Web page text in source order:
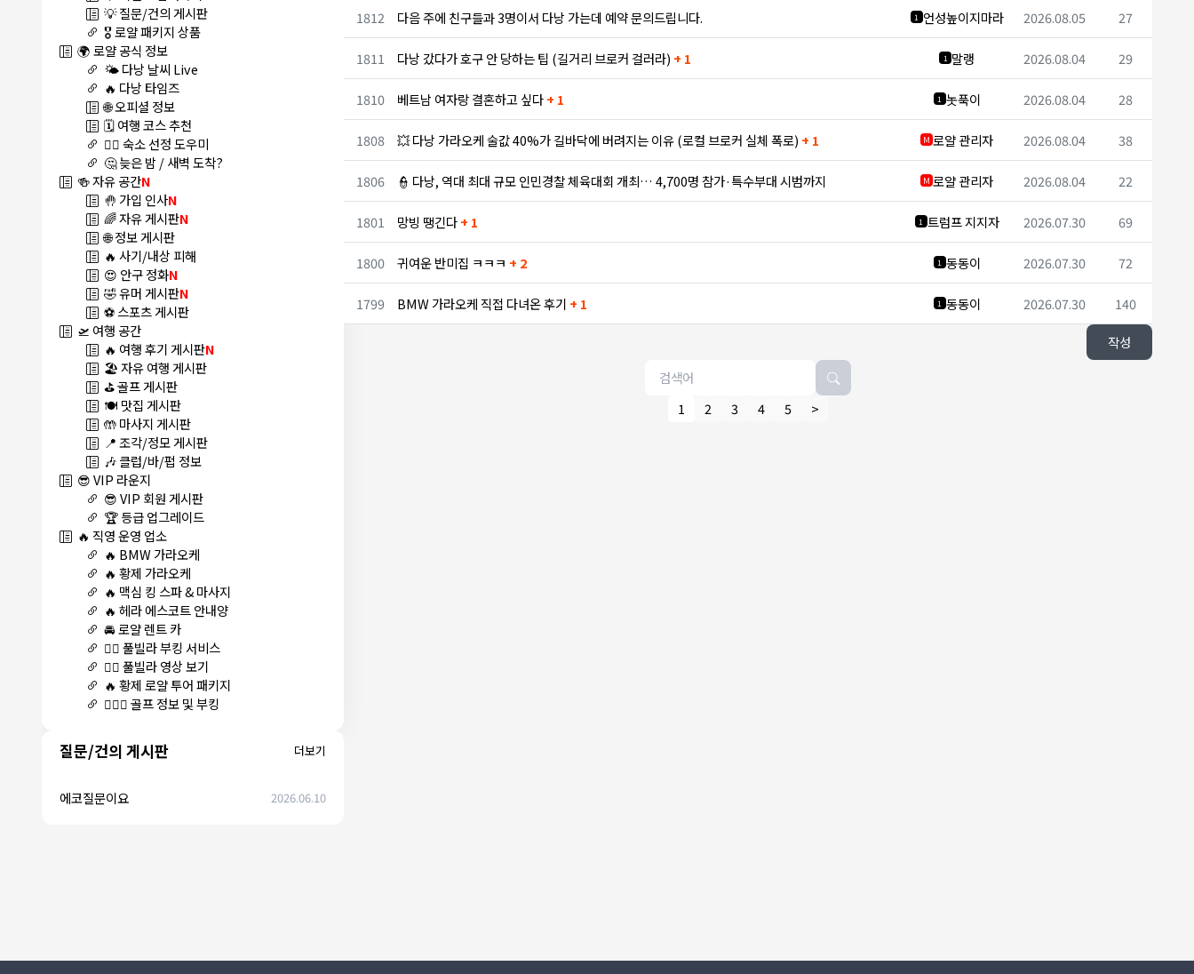
💡 질문/건의 게시판
🎖️ 로얄 패키지 상품
🌍 로얄 공식 정보
🌤️ 다낭 날씨 Live
🔥 다낭 타임즈
🌐 오피셜 정보
🗓️ 여행 코스 추천
🏊‍♀️ 숙소 선정 도우미
🤔 늦은 밤 / 새벽 도착?
🍻 자유 공간N
🤚 가입 인사N
🌈 자유 게시판N
🌐 정보 게시판
🔥 사기/내상 피해
😍 안구 정화N
🤣 유머 게시판N
⚽ 스포츠 게시판
🛫 여행 공간
🔥 여행 후기 게시판N
🏖️ 자유 여행 게시판
⛳ 골프 게시판
🍽️ 맛집 게시판
🤲 마사지 게시판
📍 조각/정모 게시판
🎶 클럽/바/펍 정보
😎 VIP 라운지
😎 VIP 회원 게시판
🏆 등급 업그레이드
🔥 직영 운영 업소
🔥 BMW 가라오케
🔥 황제 가라오케
🔥 맥심 킹 스파 & 마사지
🔥 헤라 에스코트 안내양
🚘 로얄 렌트 카
🏊‍♀️ 풀빌라 부킹 서비스
🏊‍♀️ 풀빌라 영상 보기
🔥 황제 로얄 투어 패키지
🏌🏻‍♂️ 골프 정보 및 부킹
질문/건의 게시판 더보기
에코질문이요 2026.06.10
1812 다음 주에 친구들과 3명이서 다낭 가는데 예약 문의드립니다. 1 언성높이지마라 2026.08.05 27
1811 다낭 갔다가 호구 안 당하는 팁 (길거리 브로커 걸러라) + 1 1 말랭 2026.08.04 29
1810 베트남 여자랑 결혼하고 싶다+ 1 1 놋푹이 2026.08.04 28
1808 💥 다낭 가라오케 술값 40%가 길바닥에 버려지는 이유 (로컬 브로커 실체 폭로) + 1 M 로얄 관리자 2026.08.04 38
1806 👮 다낭, 역대 최대 규모 인민경찰 체육대회 개최… 4,700명 참가·특수부대 시범까지 M 로얄 관리자 2026.08.04 22
1801 망빙 땡긴다+ 1 1 트럼프 지지자 2026.07.30 69
1800 귀여운 반미집 ㅋㅋㅋ + 2 1 동동이 2026.07.30 72
1799 BMW 가라오케 직접 다녀온 후기 + 1 1 동동이 2026.07.30 140
작성
1 2 3 4 5 >